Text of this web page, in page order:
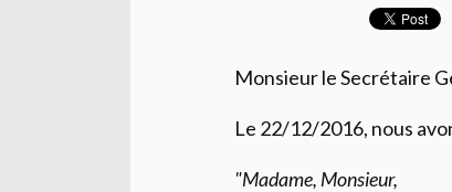
Monsieur le Secrétaire
Le 22/12/2016, nous
"Madame, Monsieur,